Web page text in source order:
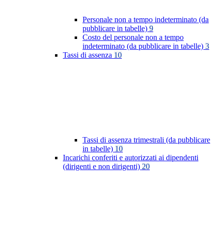
Personale non a tempo indeterminato (da
pubblicare in tabelle) 9
Costo del personale non a tempo
indeterminato (da pubblicare in tabelle) 3
Tassi di assenza 10
Tassi di assenza trimestrali (da pubblicare
in tabelle) 10
Incarichi conferiti e autorizzati ai dipendenti
(dirigenti e non dirigenti) 20